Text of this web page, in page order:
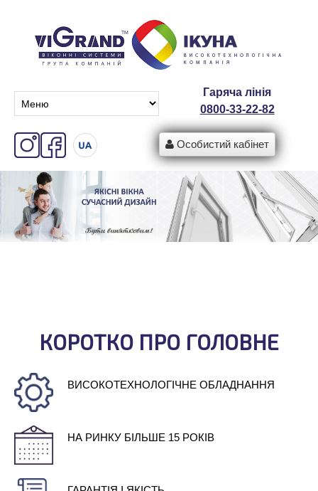
Гаряча лінія
0800-33-22-82
Особистий кабінет
КОРОТКО ПРО ГОЛОВНЕ
ВИСОКОТЕХНОЛОГІЧНЕ ОБЛАДНАННЯ
НА РИНКУ БІЛЬШЕ 15 РОКІВ